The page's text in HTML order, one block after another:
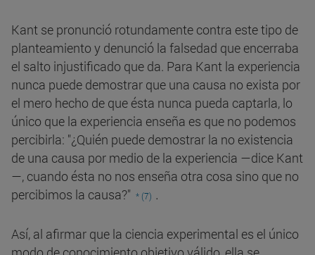
Kant se pronunció rotundamente contra este tipo de
planteamiento y denunció la falsedad que encerraba
el salto injustificado que da. Para Kant la experiencia
nunca puede demostrar que una causa no exista por
el mero hecho de que ésta nunca pueda captarla, lo
único que la experiencia enseña es que no podemos
percibirla: "¿Quién puede demostrar la no existencia
de una causa por medio de la experiencia —dice Kant
—, cuando ésta no nos enseña otra cosa sino que no
percibimos la causa?" * (7) .
Así, al afirmar que la ciencia experimental es el único